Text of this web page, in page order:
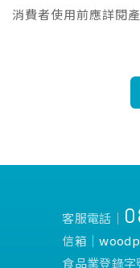
消費者使用前應詳閱
客服電話│
信箱│
食品業登錄